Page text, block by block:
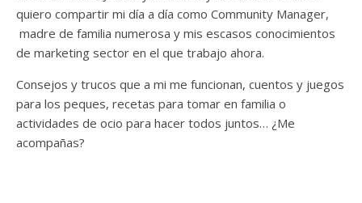
quiero compartir mi día a día como Community Manager,
madre de familia numerosa y mis escasos conocimientos
de marketing sector en el que trabajo ahora.
Consejos y trucos que a mi me funcionan, cuentos y juegos
para los peques, recetas para tomar en familia o
actividades de ocio para hacer todos juntos… ¿Me
acompañas?